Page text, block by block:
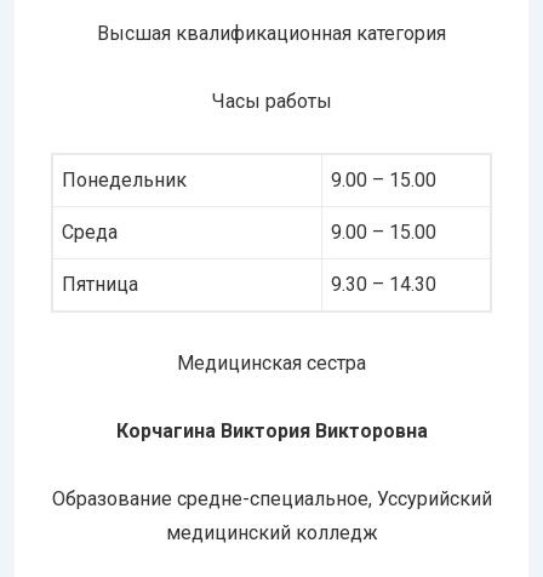
Высшая квалификационная категория
Часы работы
Понедельник 9.00 – 15.00
Среда 9.00 – 15.00
Пятница 9.30 – 14.30
Медицинская сестра
Корчагина Виктория Викторовна
Образование средне-специальное, Уссурийский
медицинский колледж